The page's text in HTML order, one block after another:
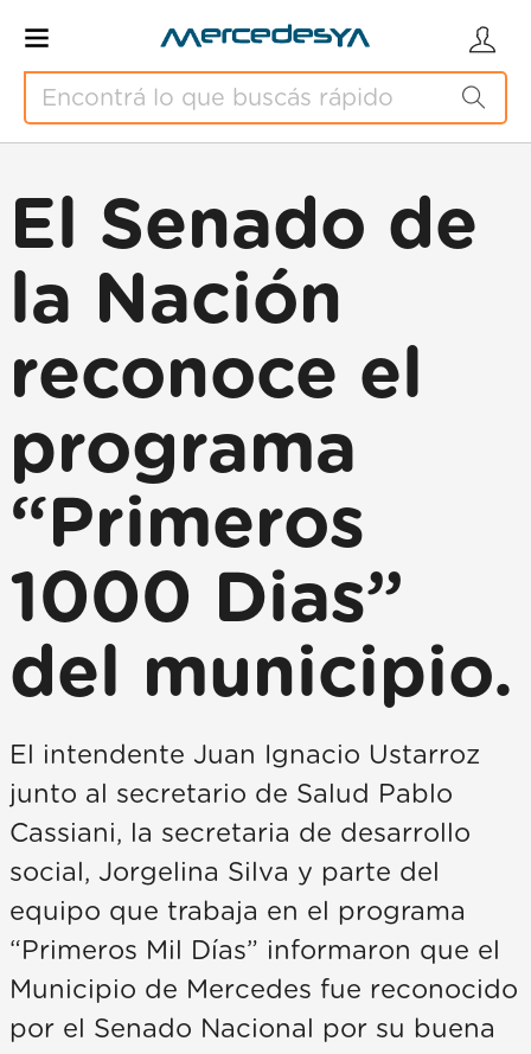
El Senado de
la Nación
reconoce el
programa
“Primeros
1000 Dias”
del municipio.
El intendente Juan Ignacio Ustarroz
junto al secretario de Salud Pablo
Cassiani, la secretaria de desarrollo
social, Jorgelina Silva y parte del
equipo que trabaja en el programa
“Primeros Mil Días” informaron que el
Municipio de Mercedes fue reconocido
por el Senado Nacional por su buena